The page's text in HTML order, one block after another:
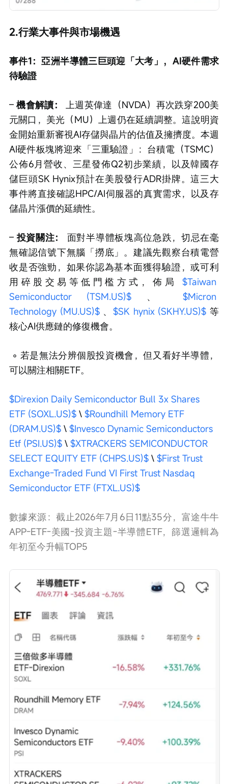
2.行業大事件與市場機遇
事件1：亞洲半導體三巨頭迎「大考」，AI硬件需求
待驗證
– 機會解讀：
上週英偉達（NVDA）再次跌穿200美
元關口，美光（MU）上週仍在延續調整。這說明資
金開始重新審視AI存儲與晶片的估值及擁擠度。本週
AI硬件板塊將迎來「三重驗證」：台積電（TSMC）
公佈6月營收、三星發佈Q2初步業績，以及韓國存
儲巨頭SK Hynix預計在美股發行ADR掛牌。這三大
事件將直接確認HPC/AI伺服器的真實需求，以及存
儲晶片漲價的延續性。
– 投資關注：
面對半導體板塊高位急跌，切忌在毫
無確認信號下無腦「撈底」。建議先觀察台積電營
收是否強勁，如果你認為基本面獲得驗證，或可利
用碎股交易等低門檻方式，佈局 $Taiwan
Semiconductor (TSM.US)$ 、 $Micron
Technology (MU.US)$ 、$SK hynix (SKHY.US)$ 等
核心AI供應鏈的修復機會。
可以關注相關ETF。
$Direxion Daily Semiconductor Bull 3x Shares
ETF (SOXL.US)$ \ $Roundhill Memory ETF
(DRAM.US)$ \ $Invesco Dynamic Semiconductors
Etf (PSI.US)$ \ $XTRACKERS SEMICONDUCTOR
SELECT EQUITY ETF (CHPS.US)$ \ $First Trust
Exchange-Traded Fund VI First Trust Nasdaq
Semiconductor ETF (FTXL.US)$
數據來源：截止2026年7月6日11點35分，富途牛牛
APP-ETF-美國-投資主題-半導體ETF，篩選邏輯為
年初至今升幅TOP5